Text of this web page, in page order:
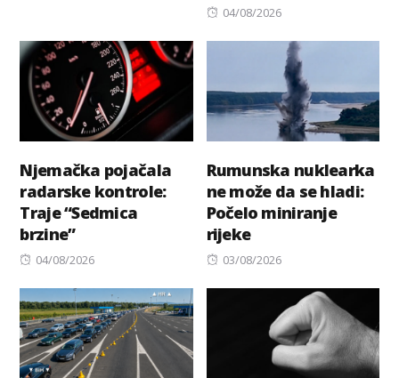
Posted
04/08/2026
Njemačka pojačala
radarske kontrole:
Traje “Sedmica
brzine”
Posted
04/08/2026
Rumunska nuklearka
ne može da se hladi:
Počelo miniranje
rijeke
Posted
03/08/2026